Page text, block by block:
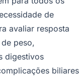
de
avaliar resposta
peso,
digestivos
biliares